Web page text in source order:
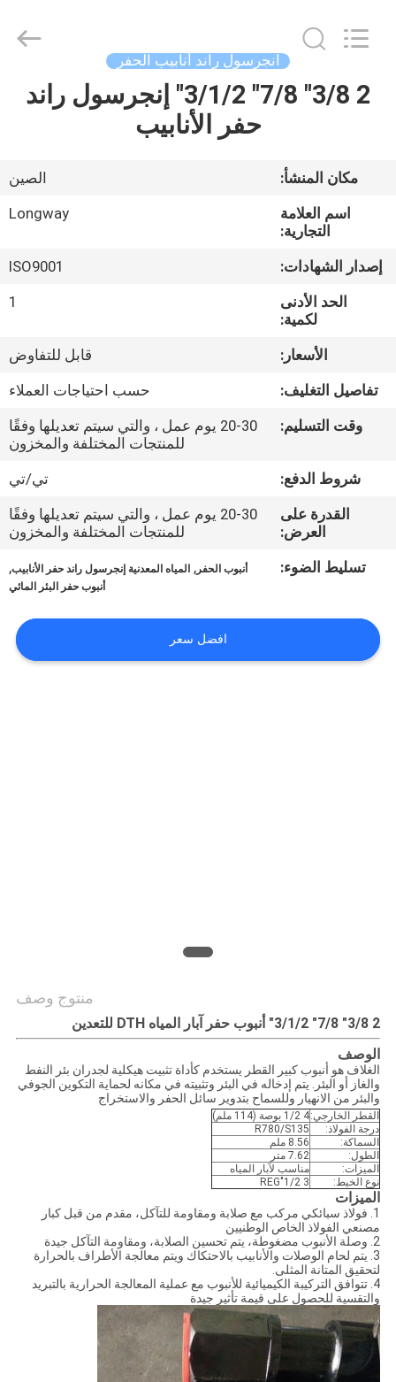
الصفحة
منتجات
فيديوهات
معلومات
جولة
المصنع
مراقبة
الجودة
اتصل
أخبار
Reserved.
انجرسول راند أنابيب الحفر
2 3/8" 7/8" 3/1/2" إنجرسول راند
حفر الأنابيب
مكان المنشأ:
الصين
اسم العلامة
التجارية:
Longway
إصدار الشهادات:
ISO9001
الحد الأدنى
لكمية:
1
الأسعار:
قابل للتفاوض
تفاصيل التغليف:
حسب احتياجات العملاء
وقت التسليم:
20-30 يوم عمل ، والتي سيتم تعديلها وفقًا
للمنتجات المختلفة والمخزون
شروط الدفع:
تي/تي
القدرة على
العرض:
20-30 يوم عمل ، والتي سيتم تعديلها وفقًا
للمنتجات المختلفة والمخزون
تسليط الضوء:
أنبوب الحفر , المياه المعدنية إنجرسول راند حفر الأنابيب,
أنبوب حفر البئر المائي
افضل سعر
منتوج وصف
2 3/8" 7/8" 3/1/2" أنبوب حفر آبار المياه DTH للتعدين
الوصف
الغلاف هو أنبوب كبير القطر يستخدم كأداة تثبيت هيكلية لجدران بئر النفط
والغاز أو البئر. يتم إدخاله في البئر وتثبيته في مكانه لحماية التكوين الجوفي
والبئر من الانهيار وللسماح بتدوير سائل الحفر والاستخراج
القطر الخارجي:4 1/2 بوصة (114 ملم)
درجة الفولاذ:
R780/S135
السماكة:
8.56 ملم
الطول:
7.62 متر
الميزات:
مناسب لآبار المياه
نوع الخيط:
3 1/2"REG
الميزات
1. فولاذ سبائكي مركب مع صلابة ومقاومة للتآكل، مقدم من قبل كبار
مصنعي الفولاذ الخاص الوطنيين
2. وصلة الأنبوب مضغوطة، يتم تحسين الصلابة، ومقاومة التآكل جيدة
3. يتم لحام الوصلات والأنابيب بالاحتكاك ويتم معالجة الأطراف بالحرارة
لتحقيق المتانة المثلى.
4. تتوافق التركيبة الكيميائية للأنبوب مع عملية المعالجة الحرارية بالتبريد
والتقسية للحصول على قيمة تأثير جيدة